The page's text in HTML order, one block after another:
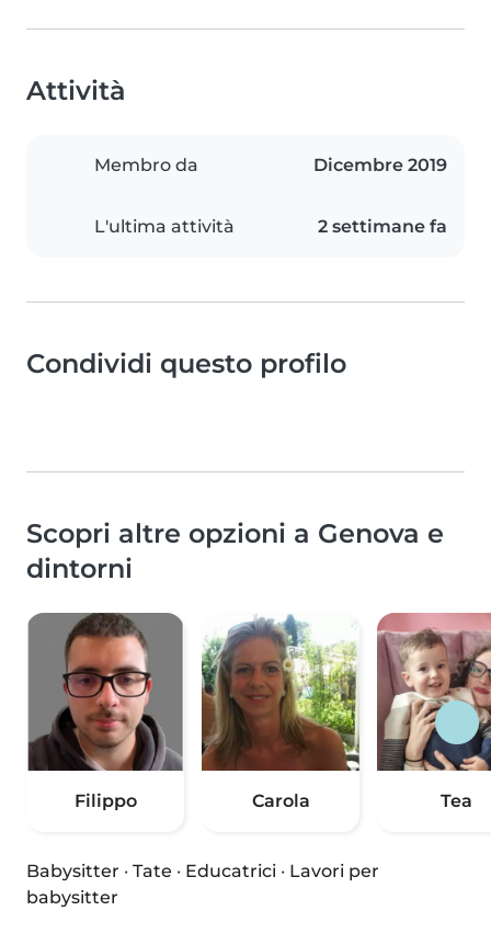
Attività
Membro da Dicembre 2019
L'ultima attività 2 settimane fa
Condividi questo profilo
Scopri altre opzioni a Genova e
dintorni
Filippo Carola Tea
Babysitter · Tate · Educatrici · Lavori per
babysitter